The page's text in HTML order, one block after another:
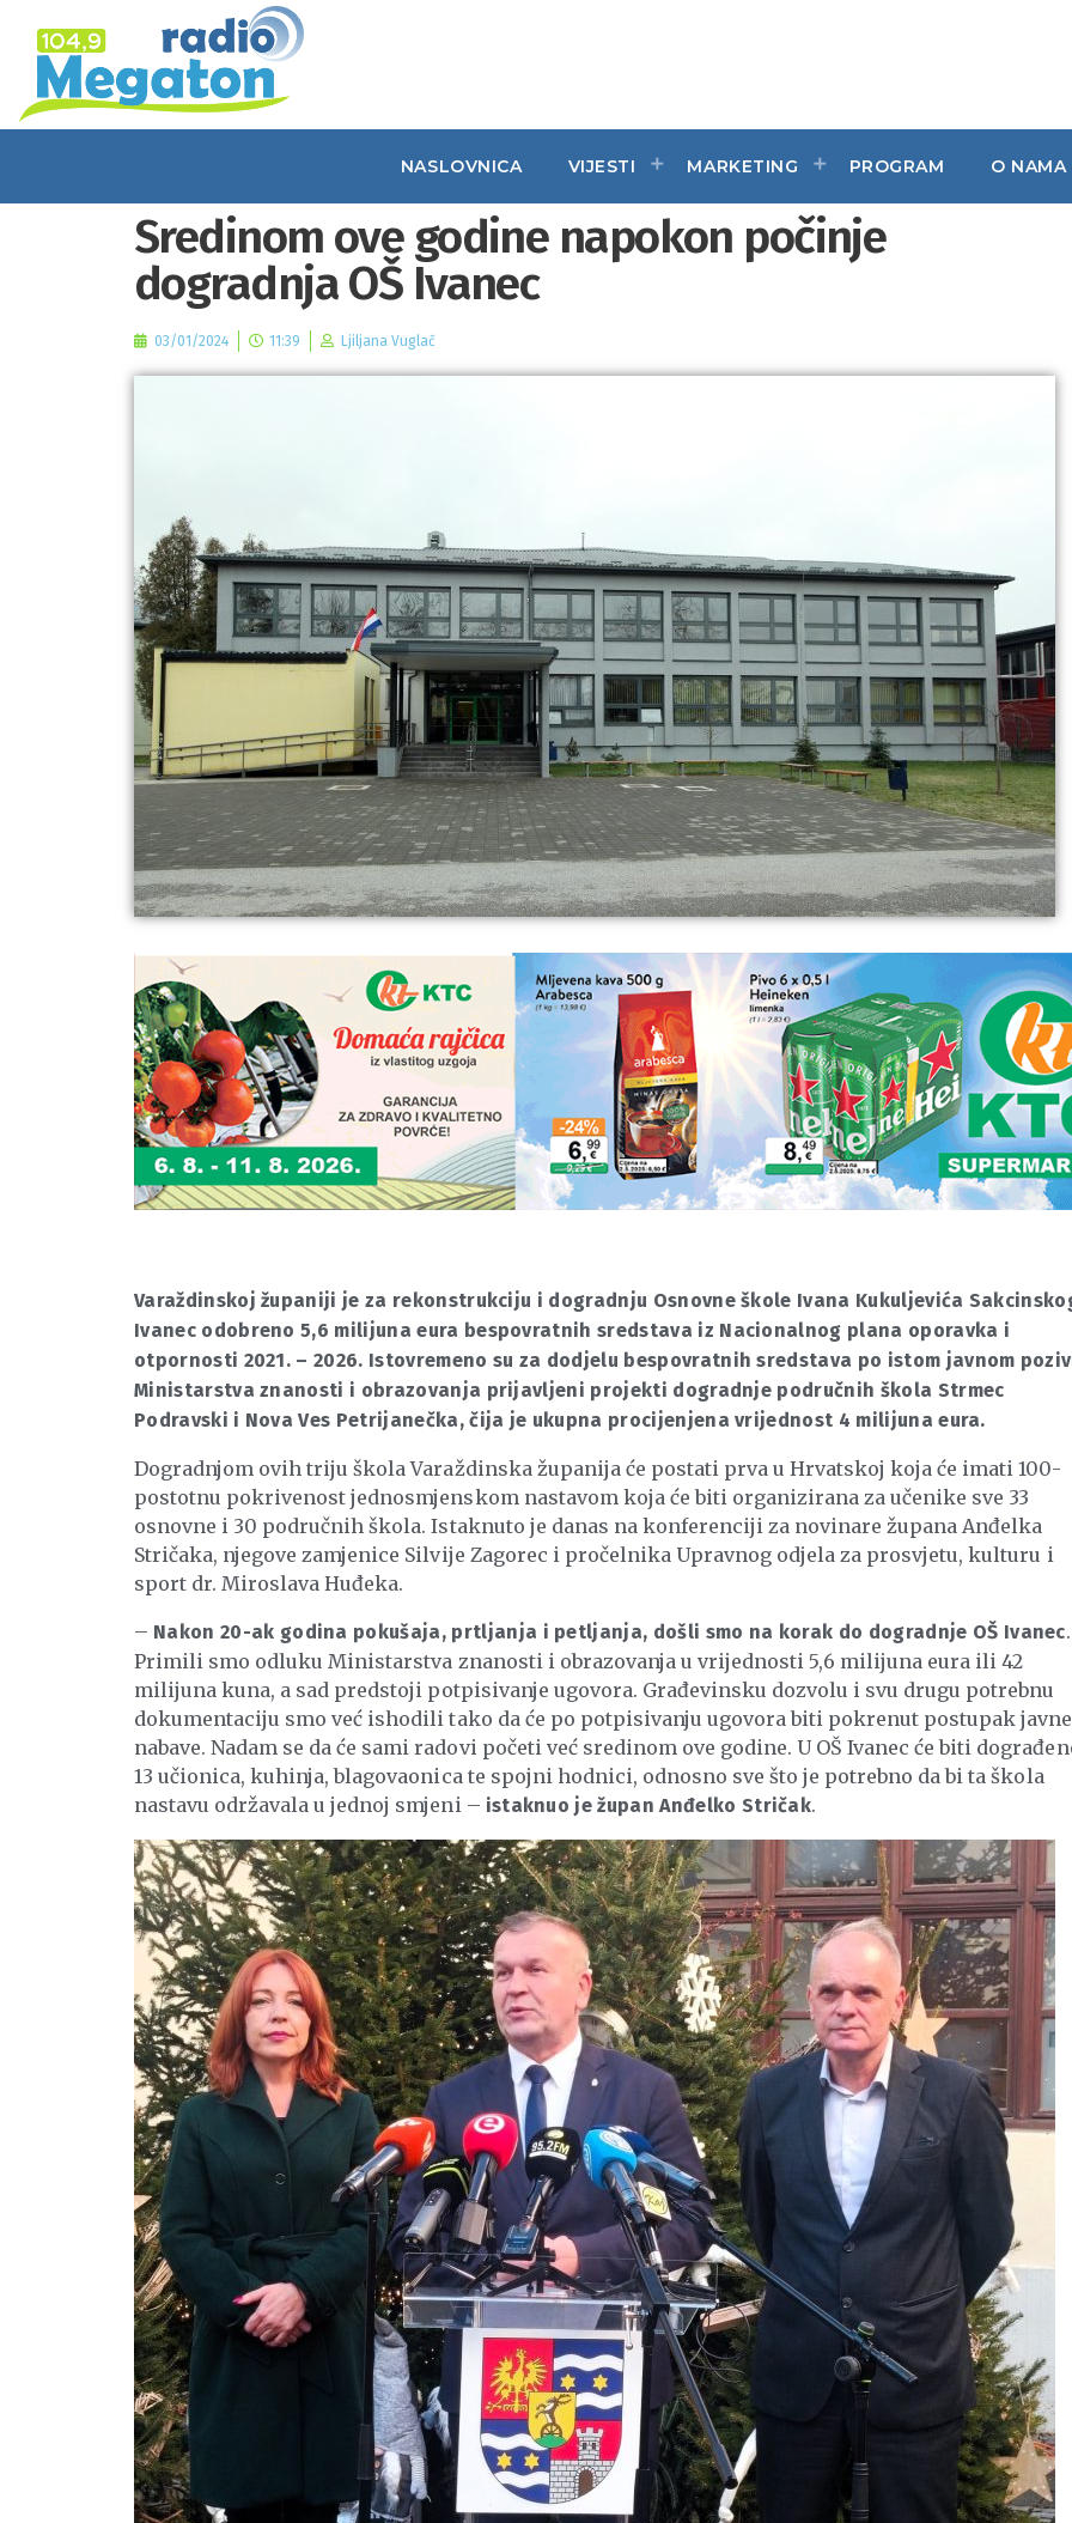
NASLOVNICA VIJESTI MARKETING PROGRAM O NAMA
Sredinom ove godine napokon počinje
dogradnja OŠ Ivanec
03/01/2024 11:39 Ljiljana Vuglač
Varaždinskoj županiji je za rekonstrukciju i dogradnju Osnovne škole Ivana Kukuljevića
Ivanec odobreno 5,6 milijuna eura bespovratnih sredstava iz Nacionalnog plana oporavka i
otpornosti 2021. – 2026. Istovremeno su za dodjelu bespovratnih sredstava po istom javnom
Ministarstva znanosti i obrazovanja prijavljeni projekti dogradnje područnih škola Strmec
Podravski i Nova Ves Petrijanečka, čija je ukupna procijenjena vrijednost 4 milijuna eura.
Dogradnjom ovih triju škola Varaždinska županija će postati prva u Hrvatskoj koja će imati 100-
postotnu pokrivenost jednosmjenskom nastavom koja će biti organizirana za učenike sve 33
osnovne i 30 područnih škola. Istaknuto je danas na konferenciji za novinare župana Anđelka
Stričaka, njegove zamjenice Silvije Zagorec i pročelnika Upravnog odjela za prosvjetu, kulturu i
sport dr. Miroslava Huđeka.
– Nakon 20-ak godina pokušaja, prtljanja i petljanja, došli smo na korak do dogradnje OŠ Ivanec.
Primili smo odluku Ministarstva znanosti i obrazovanja u vrijednosti 5,6 milijuna eura ili 42
milijuna kuna, a sad predstoji potpisivanje ugovora. Građevinsku dozvolu i svu drugu potrebnu
dokumentaciju smo već ishodili tako da će po potpisivanju ugovora biti pokrenut postupak javne
nabave. Nadam se da će sami radovi početi već sredinom ove godine. U OŠ Ivanec će biti
13 učionica, kuhinja, blagovaonica te spojni hodnici, odnosno sve što je potrebno da bi ta škola
nastavu održavala u jednoj smjeni – istaknuo je župan Anđelko Stričak.